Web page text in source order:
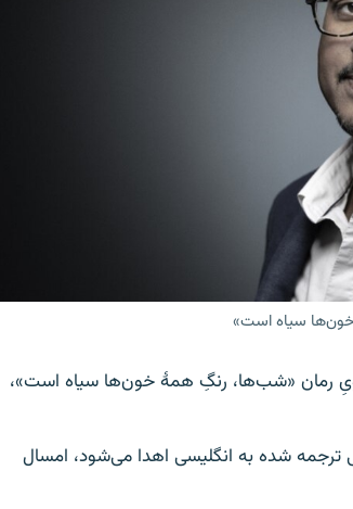
رمان «شب‌ها، رنگِ همهٔ خون‌ها سیاه است»،
ترجمه شده به انگلیسی اهدا می‌شود، امسال